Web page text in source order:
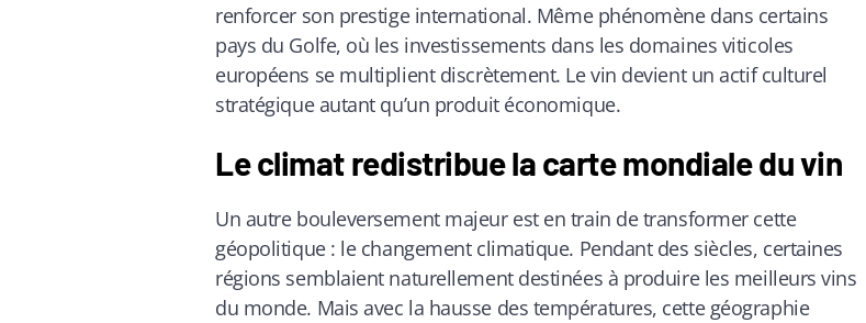
renforcer son prestige international. Même phénomène dans certains
pays du Golfe, où les investissements dans les domaines viticoles
européens se multiplient discrètement. Le vin devient un actif culturel
stratégique autant qu’un produit économique.
Le climat redistribue la carte mondiale du vin
Un autre bouleversement majeur est en train de transformer cette
géopolitique : le changement climatique. Pendant des siècles, certaines
régions semblaient naturellement destinées à produire les meilleurs vins
du monde. Mais avec la hausse des températures, cette géographie